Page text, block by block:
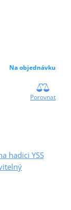
Na objednávku
Porovnat
hadici YSS